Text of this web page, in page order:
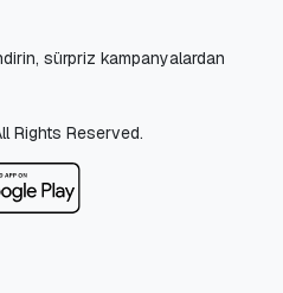
sürpriz kampanyalardan
Rights Reserved.